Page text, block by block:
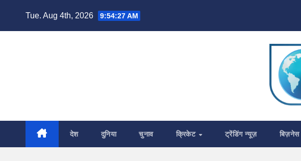
Tue. Aug 4th, 2026 9:54:29 AM
देश दुनिया चुनाव क्रिकेट ट्रेंडिंग न्यूज़ बिज़नेस